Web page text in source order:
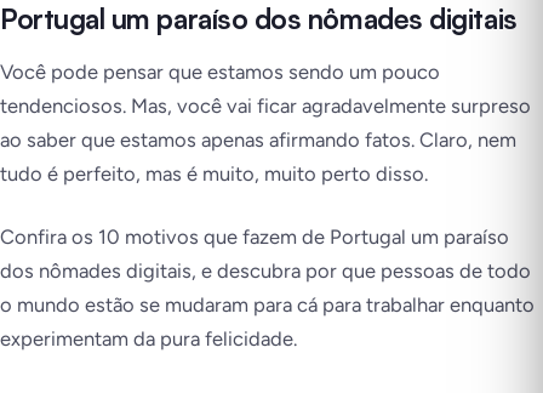
Portugal um paraíso dos nômades digitais
Você pode pensar que estamos sendo um pouco
tendenciosos. Mas, você vai ficar agradavelmente surpreso
ao saber que estamos apenas afirmando fatos. Claro, nem
tudo é perfeito, mas é muito, muito perto disso.
Confira os 10 motivos que fazem de Portugal um paraíso
dos nômades digitais, e descubra por que pessoas de todo
o mundo estão se mudaram para cá para trabalhar enquanto
experimentam da pura felicidade.